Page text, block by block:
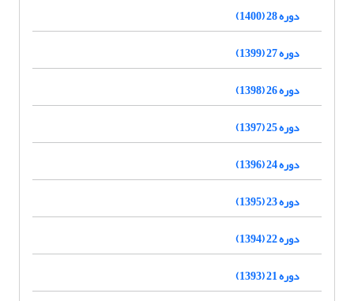
دوره 28 (1400)
دوره 27 (1399)
دوره 26 (1398)
دوره 25 (1397)
دوره 24 (1396)
دوره 23 (1395)
دوره 22 (1394)
دوره 21 (1393)